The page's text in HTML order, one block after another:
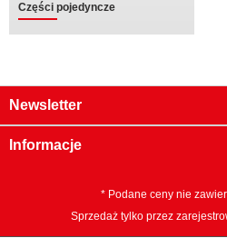
Części pojedyncze
Newsletter
Informacje
* Podane ceny nie
Sprzedaż tylko przez